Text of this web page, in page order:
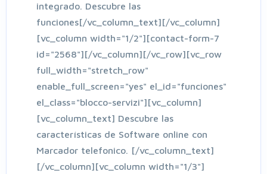
integrado. Descubre las
funciones[/vc_column_text][/vc_column]
[vc_column width="1/2"][contact-form-7
id="2568"][/vc_column][/vc_row][vc_row
full_width="stretch_row"
enable_full_screen="yes" el_id="funciones"
el_class="blocco-servizi"][vc_column]
[vc_column_text] Descubre las
características de Software online con
Marcador telefonico. [/vc_column_text]
[/vc_column][vc_column width="1/3"]